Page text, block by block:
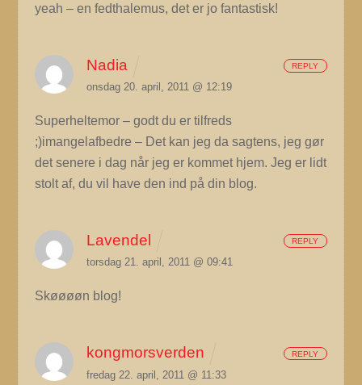
yeah – en fedthalemus, det er jo fantastisk!
Nadia
onsdag 20. april, 2011 @ 12:19
Superheltemor – godt du er tilfreds
;)imangelafbedre – Det kan jeg da sagtens, jeg gør
det senere i dag når jeg er kommet hjem. Jeg er lidt
stolt af, du vil have den ind på din blog.
REPLY
Lavendel
torsdag 21. april, 2011 @ 09:41
Skøøøøn blog!
REPLY
kongmorsverden
fredag 22. april, 2011 @ 11:33
REPLY